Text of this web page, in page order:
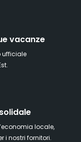
vacanze
ufficiale
locale,
i nostri fornitori.